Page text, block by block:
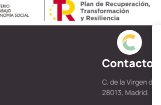
Contacto
C. de la Virgen de
28013, Madrid.